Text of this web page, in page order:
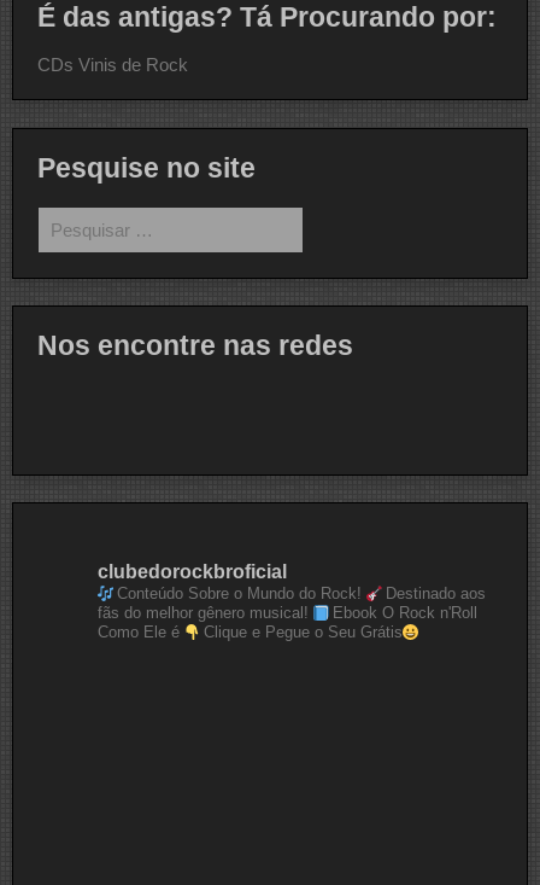
É das antigas? Tá Procurando por:
CDs Vinis de Rock
Pesquise no site
por:
Nos encontre nas redes
clubedorockbroficial
Conteúdo Sobre o Mundo do Rock!
Destinado aos
fãs do melhor gênero musical!
Ebook O Rock n'Roll
Como Ele é
Clique e Pegue o Seu Grátis